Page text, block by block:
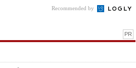
Recommended by
PR